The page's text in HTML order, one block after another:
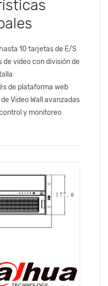
10 tarjetas de E/S
de video con división de
de plataforma web
Video Wall avanzadas
y monitoreo